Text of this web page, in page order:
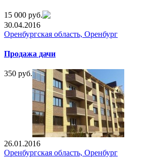
15 000 руб.
30.04.2016
Оренбургская область, Оренбург
Продажа дачи
350 руб.
26.01.2016
Оренбургская область, Оренбург